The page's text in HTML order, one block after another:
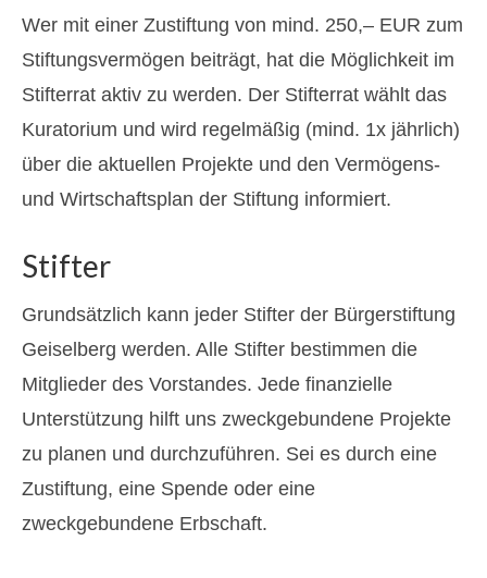
Wer mit einer Zustiftung von mind. 250,– EUR zum
Stiftungsvermögen beiträgt, hat die Möglichkeit im
Stifterrat aktiv zu werden. Der Stifterrat wählt das
Kuratorium und wird regelmäßig (mind. 1x jährlich)
über die aktuellen Projekte und den Vermögens-
und Wirtschaftsplan der Stiftung informiert.
Stifter
Grundsätzlich kann jeder Stifter der Bürgerstiftung
Geiselberg werden. Alle Stifter bestimmen die
Mitglieder des Vorstandes. Jede finanzielle
Unterstützung hilft uns zweckgebundene Projekte
zu planen und durchzuführen. Sei es durch eine
Zustiftung, eine Spende oder eine
zweckgebundene Erbschaft.